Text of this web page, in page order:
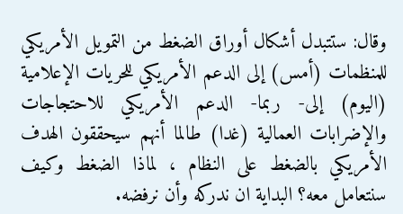
وقال: ستتبدل أشكال أوراق الضغط من التمويل الأمريكي
للمنظمات (أمس) إلى الدعم الأمريكي للحريات الإعلامية
(اليوم) إلى- ربما- الدعم الأمريكي للاحتجاجات
والإضرابات العمالية (غدا) طالما أنهم سيحققون الهدف
الأمريكي بالضغط على النظام ، لماذا الضغط وكيف
سنتعامل معه؟ البداية ان ندركه وأن نرفضه.